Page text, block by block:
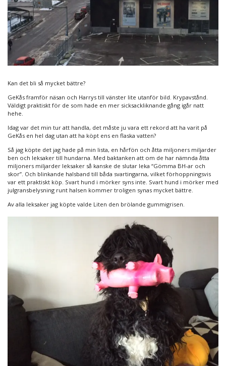
Kan det bli så mycket bättre?
GeKås framför näsan och Harrys till vänster lite utanför bild. Krypavstånd.
Väldigt praktiskt för de som hade en mer sicksackliknande gång igår natt
hehe.
Idag var det min tur att handla, det måste ju vara ett rekord att ha varit på
GeKås en hel dag utan att ha köpt ens en flaska vatten?
Så jag köpte det jag hade på min lista, en hårfön och åtta miljoners miljarder
ben och leksaker till hundarna. Med baktanken att om de har nämnda åtta
miljoners miljarder leksaker så kanske de slutar leka “Gömma BH-ar och
skor”. Och blinkande halsband till båda svartingarna, vilket förhoppningsvis
var ett praktiskt köp. Svart hund i mörker syns inte. Svart hund i mörker med
julgransbelysning runt halsen kommer troligen synas mycket bättre.
Av alla leksaker jag köpte valde Liten den brölande gummigrisen.